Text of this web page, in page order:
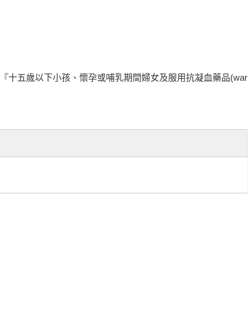
十五歲以下小孩、懷孕或哺乳期間婦女及服用抗凝血藥品(war